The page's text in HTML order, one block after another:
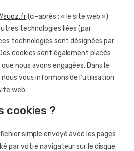
suoz.fr(ci-après : « le site web »)
technologies liées (par
technologies sont désignées par
cookies sont également placés
nous avons engagées. Dans le
vous informons de l’utilisation
web.
cookies ?
simple envoyé avec les pages
par votre navigateur sur le disque